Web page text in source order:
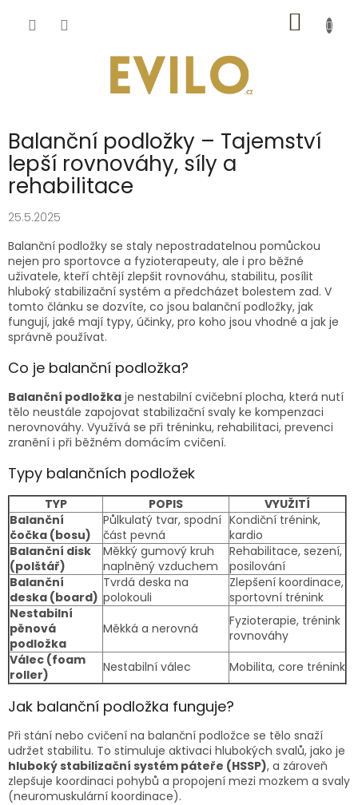
KOŠÍK
Balanční podložky – Tajemství
lepší rovnováhy, síly a
rehabilitace
25.5.2025
Balanční podložky se staly nepostradatelnou pomůckou
nejen pro sportovce a fyzioterapeuty, ale i pro běžné
uživatele, kteří chtějí zlepšit rovnováhu, stabilitu, posílit
hluboký stabilizační systém a předcházet bolestem zad. V
tomto článku se dozvíte, co jsou balanční podložky, jak
fungují, jaké mají typy, účinky, pro koho jsou vhodné a jak je
správně používat.
Co je balanční podložka?
Balanční podložka je nestabilní cvičební plocha, která nutí
tělo neustále zapojovat stabilizační svaly ke kompenzaci
nerovnováhy. Využívá se při tréninku, rehabilitaci, prevenci
zranění i při běžném domácím cvičení.
Typy balančních podložek
TYP POPIS
VYUŽITÍ
Balanční
čočka (bosu)
Půlkulatý tvar, spodní
část pevná
Kondiční trénink,
kardio
Balanční disk
(polštář)
Měkký gumový kruh
naplněný vzduchem
Rehabilitace, sezení,
posilování
Balanční
deska (board)
Tvrdá deska na
polokouli
Zlepšení koordinace,
sportovní trénink
Nestabilní
pěnová
podložka
Měkká a nerovná
Fyzioterapie, trénink
rovnováhy
Válec (foam
roller)
Nestabilní válec Mobilita, core trénink
Jak balanční podložka funguje?
Při stání nebo cvičení na balanční podložce se tělo snaží
udržet stabilitu. To stimuluje aktivaci hlubokých svalů, jako je
hluboký stabilizační systém páteře (HSSP), a zároveň
zlepšuje koordinaci pohybů a propojení mezi mozkem a svaly
(neuromuskulární koordinace).